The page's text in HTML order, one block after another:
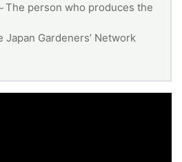
person who produces the
Japan Gardeners’ Network